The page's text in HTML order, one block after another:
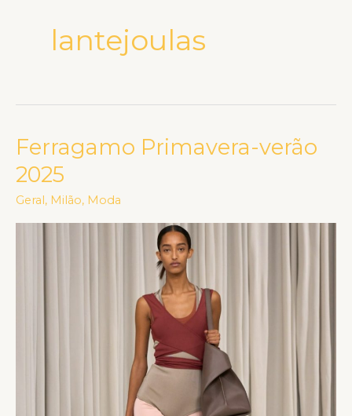
lantejoulas
Ferragamo Primavera-verão
2025
Geral , Milão, Moda
Ferragamo
Primavera-
verão
2025